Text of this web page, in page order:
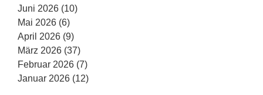
Juni 2026 (10)
Mai 2026 (6)
April 2026 (9)
März 2026 (37)
Februar 2026 (7)
Januar 2026 (12)